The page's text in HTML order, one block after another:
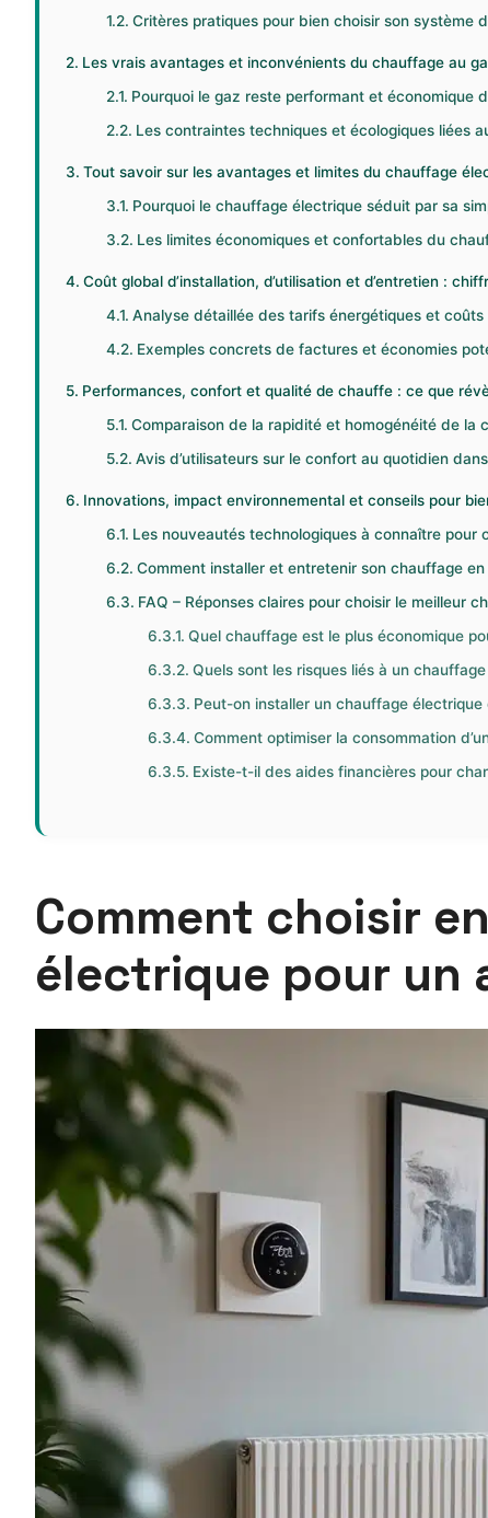
Critères pratiques pour bien choisir son système
Les vrais avantages et inconvénients du chauffage au
Pourquoi le gaz reste performant et économique
Les contraintes techniques et écologiques liées
Tout savoir sur les avantages et limites du chauffage
Pourquoi le chauffage électrique séduit par sa
Les limites économiques et confortables du
Coût global d’installation, d’utilisation et d’entretien :
Analyse détaillée des tarifs énergétiques et coûts
Exemples concrets de factures et économies
Performances, confort et qualité de chauffe : ce que
Comparaison de la rapidité et homogénéité de la
Avis d’utilisateurs sur le confort au quotidien
Innovations, impact environnemental et conseils pour
Les nouveautés technologiques à connaître pour
Comment installer et entretenir son chauffage
FAQ – Réponses claires pour choisir le meilleur
Quel chauffage est le plus économique
Quels sont les risques liés à un
Peut-on installer un chauffage
Comment optimiser la consommation
Existe-t-il des aides financières pour
Comment choisir
électrique pour un